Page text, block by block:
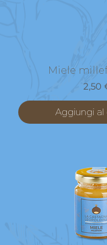
Miele
2,50
Aggiungi al